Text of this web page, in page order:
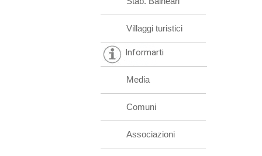
Villaggi turistici
Informarti
Media
Comuni
Associazioni